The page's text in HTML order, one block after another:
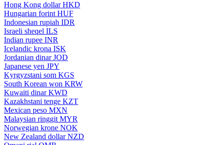
Hong Kong dollar HKD
Hungarian forint HUF
Indonesian rupiah IDR
Israeli sheqel ILS
Indian rupee INR
Icelandic krona ISK
Jordanian dinar JOD
Japanese yen JPY
Kyrgyzstani som KGS
South Korean won KRW
Kuwaiti dinar KWD
Kazakhstani tenge KZT
Mexican peso MXN
Malaysian ringgit MYR
Norwegian krone NOK
New Zealand dollar NZD